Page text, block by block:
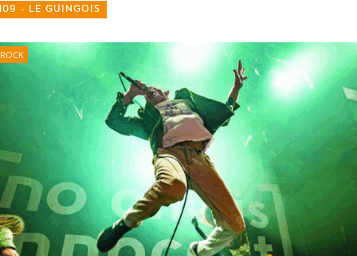
- LE GUINGOIS
ROCK